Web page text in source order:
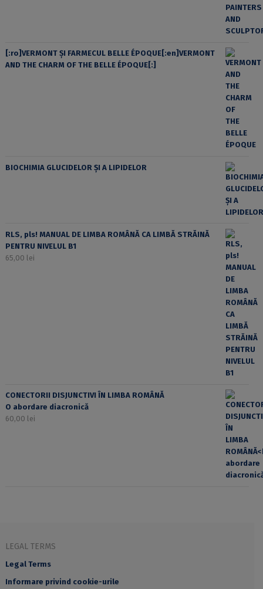
[:ro]VERMONT ȘI FARMECUL BELLE ÉPOQUE[:en]VERMONT
AND THE CHARM OF THE BELLE ÉPOQUE[:]
BIOCHIMIA GLUCIDELOR ȘI A LIPIDELOR
RLS, pls! MANUAL DE LIMBA ROMÂNĂ CA LIMBĂ STRĂINĂ
PENTRU NIVELUL B1
65,00 lei
CONECTORII DISJUNCTIVI ÎN LIMBA ROMÂNĂ
O abordare diacronică
60,00 lei
LEGAL TERMS
Legal Terms
Informare privind cookie-urile